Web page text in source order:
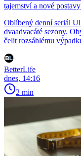
tajemství a nové
Oblíbený denní seriál
dvaadvacáté sezony.
čelit rozsáhlému
BetterLife
dnes, 14:16
2 min